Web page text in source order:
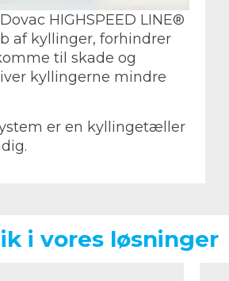
HIGHSPEED LINE®
af kyllinger, forhindrer
til skade og
kyllingerne mindre
er en kyllingetæller
i vores løsninger